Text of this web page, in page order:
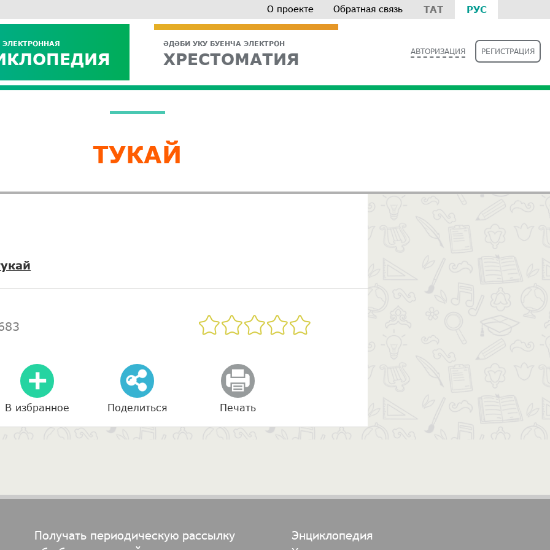
ТАТ РУС
О проекте Обратная связь
ӘДӘБИ УКУ БУЕНЧА ЭЛЕКТРОН
ХРЕСТОМАТИЯ АВТОРИЗАЦИЯ РЕГИСТРАЦИЯ
ТУКАЙ
В избранное Поделиться Печать
Энциклопедия
Получать периодическую рассылку